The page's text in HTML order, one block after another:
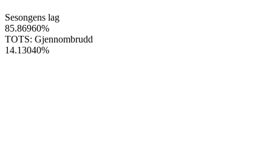
Sesongens lag
85.86960%
TOTS: Gjennombrudd
14.13040%